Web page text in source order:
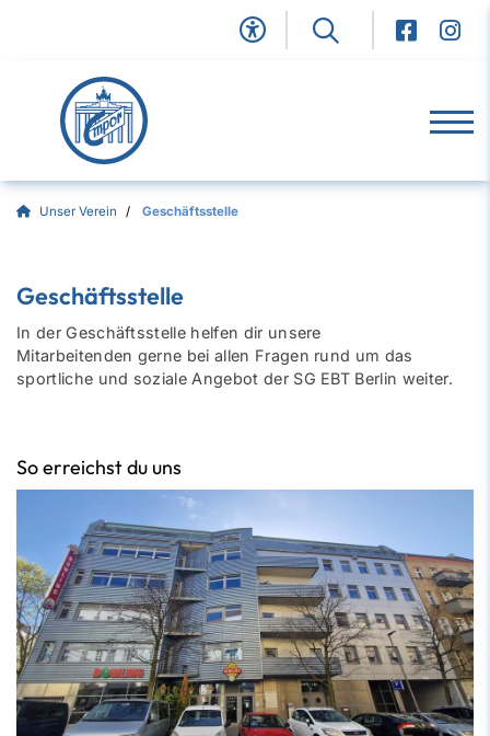
Unser Verein Geschäftsstelle
Geschäftsstelle
In der Geschäftsstelle helfen dir unsere
Mitarbeitenden gerne bei allen Fragen rund um das
sportliche und soziale Angebot der SG EBT Berlin weiter.
So erreichst du uns